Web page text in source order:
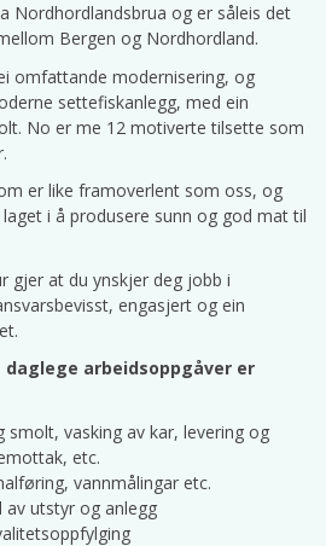
Nordhordlandsbrua og er såleis det
Bergen og Nordhordland.
omfattande modernisering, og
settefiskanlegg, med ein
No er me 12 motiverte tilsette som
er like framoverlent som oss, og
i å produsere sunn og god mat til
gjer at du ynskjer deg jobb i
engasjert og ein
arbeidsoppgåver er
smolt, vasking av kar, levering og
etc.
vannmålingar etc.
av utstyr og anlegg